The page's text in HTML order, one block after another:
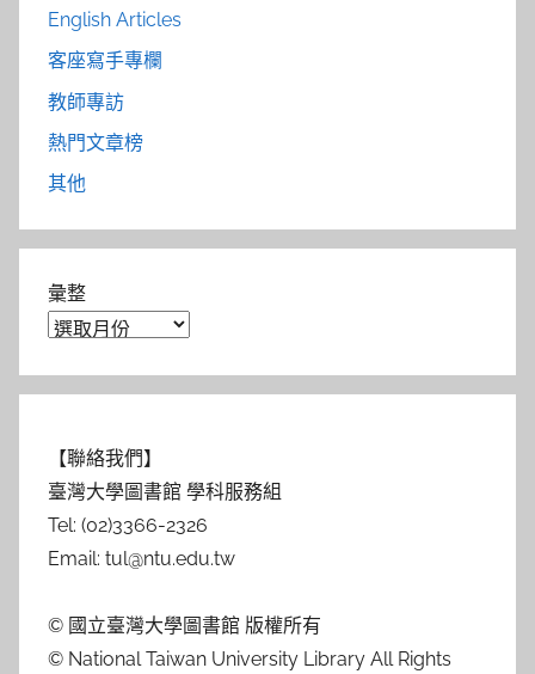
English Articles
客座寫手專欄
教師專訪
熱門文章榜
其他
彙整
【聯絡我們】
臺灣大學圖書館 學科服務組
Tel: (02)3366-2326
Email: tul@ntu.edu.tw
© 國立臺灣大學圖書館 版權所有
© National Taiwan University Library All Rights